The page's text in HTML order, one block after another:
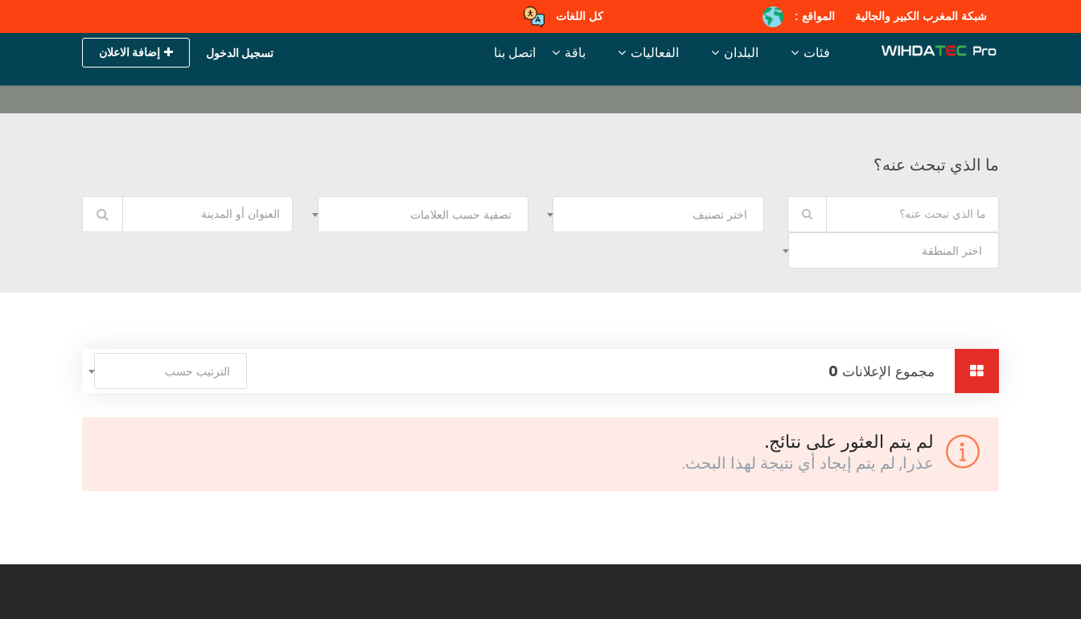
شبكة المغرب الكبير والجالية المواقع : كل اللغات
تسجيل الدخول إضافة الاعلان فئات البلدان الفعاليات باقة اتصل بنا
ما الذي تبحث عنه؟
اختر تصنيف تصفية حسب العلامات
اختر المنطقة
مجموع الإعلانات 0 الترتيب حسب
لم يتم العثور على نتائج.
عذرا, لم يتم إيجاد أي نتيجة لهذا البحث.